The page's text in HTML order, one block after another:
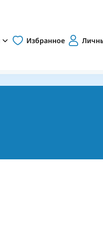
Избранное